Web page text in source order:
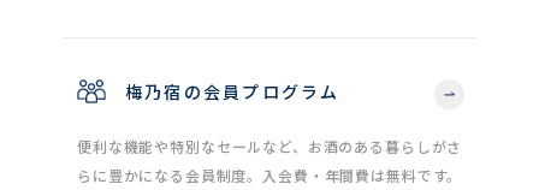
梅乃宿の会員プログラム
便利な機能や特別なセールなど、お酒のある暮らしがさ
らに豊かになる会員制度。入会費・年間費は無料です。